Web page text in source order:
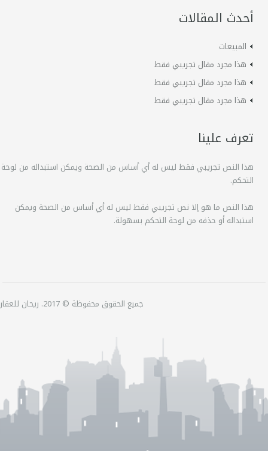
أحدث المقالات
المبيعات
هذا مجرد مقال تجريبي فقط
هذا مجرد مقال تجريبي فقط
هذا مجرد مقال تجريبي فقط
تعرف علينا
هذا النص تجريبي فقط ليس له أي أساس من الصحة ويمكن استبداله من لوحة
التحكم.
هذا النص ما هو إلا نص تجريبي فقط ليس له أي أساس من الصحة ويمكن
استبداله أو حذفه من لوحة التحكم بسهولة.
جميع الحقوق محفوظة © 2017. ريحان للعقارات.